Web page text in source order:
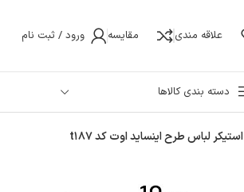
علاقه مندی مقایسه
ورود / ثبت نام
دسته بندی کالاها
استیکر لباس طرح اینساید اوت کد t187